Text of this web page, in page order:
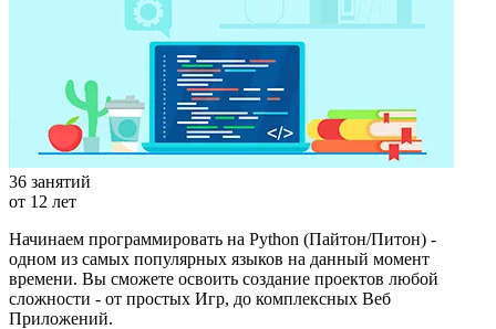
36 занятий
от 12 лет
Начинаем программировать на Python (Пайтон/Питон) -
одном из самых популярных языков на данный момент
времени. Вы сможете освоить создание проектов любой
сложности - от простых Игр, до комплексных Веб
Приложений.